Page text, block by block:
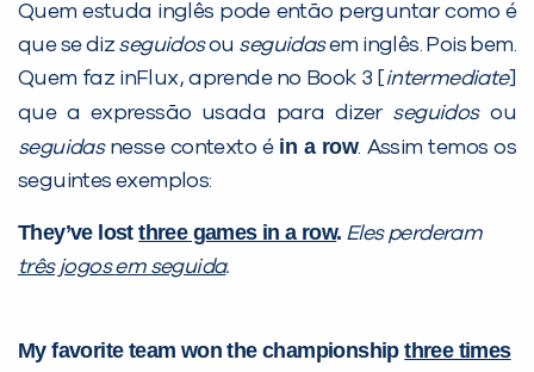
Quem estuda inglês pode então perguntar como é
que se diz seguidosou seguidasem inglês. Pois bem.
Quem faz inFlux, aprende no Book 3 [intermediate]
que a expressão usada para dizer seguidos ou
seguidasnesse contexto é in a row. Assim temos os
seguintes exemplos:
They’ve lostthree games in a row. Eles perderam
três jogosem seguida.
My favorite team won the championshipthree times
inFlux nesta cidade ou bairro que